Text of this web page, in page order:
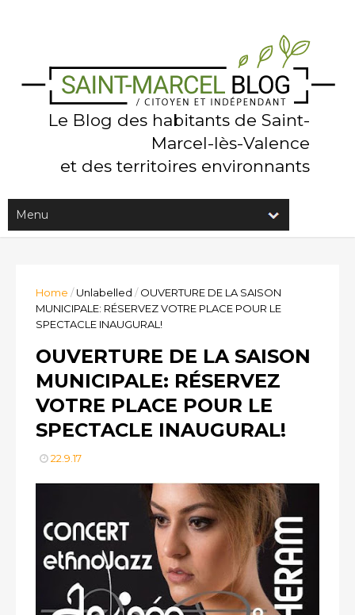
Le Blog des habitants de Saint-
Marcel-lès-Valence
et des territoires environnants
Home /Unlabelled / OUVERTURE DE LA SAISON
MUNICIPALE: RÉSERVEZ VOTRE PLACE POUR LE
SPECTACLE INAUGURAL!
OUVERTURE DE LA SAISON
MUNICIPALE: RÉSERVEZ
VOTRE PLACE POUR LE
SPECTACLE INAUGURAL!
22.9.17